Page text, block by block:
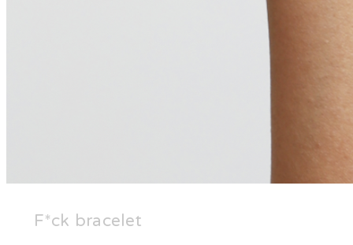
F*ck bracelet